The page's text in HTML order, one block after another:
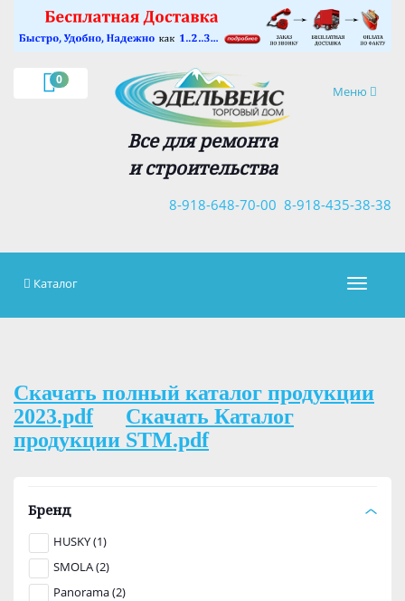
0
Навигация
Меню
Все для ремонта
и строительства
8-918-435-38-38
8-918-648-70-00
×
Каталог
Скачать полный каталог продукции
2023.pdf
Скачать Каталог
продукции STM.pdf
Бренд
HUSKY (1)
SMOLA (2)
Panorama (2)